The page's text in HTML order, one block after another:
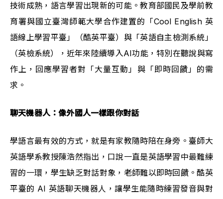
技術成熟，語言學習出現新的可能。教育部國民及學前教
育署與國立臺灣師範大學合作建置的「Cool English 英
語線上學習平臺」（酷英平臺）與「英語自主檢測系統」
（英檢系統），近年來陸續導入AI功能，特別在聽說與寫
作上，回應學習者對「大量互動」與「即時回饋」的需
求。
聊天機器人：像外國人一樣跟你對話
學語言最有效的方式，就是有家教隨時陪在身旁。臺師大
英語學系教授陳浩然指出，口說一直是英語學習中最難練
習的一環，學生缺乏對話對象，老師難以即時回饋。酷英
平臺的 AI 英語聊天機器人，讓學生能隨時練習發音與對